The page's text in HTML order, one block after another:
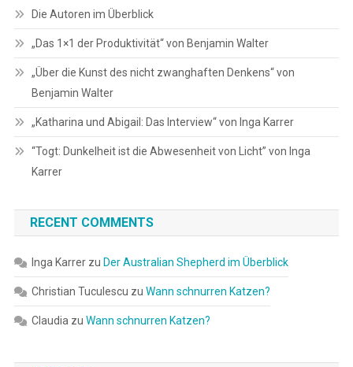
Die Autoren im Überblick
„Das 1×1 der Produktivität“ von Benjamin Walter
„Über die Kunst des nicht zwanghaften Denkens“ von
Benjamin Walter
„Katharina und Abigail: Das Interview“ von Inga Karrer
“Togt: Dunkelheit ist die Abwesenheit von Licht” von Inga
Karrer
RECENT COMMENTS
Inga Karrerzu Der Australian Shepherd im Überblick
Christian Tuculescu zu Wann schnurren Katzen?
Claudiazu Wann schnurren Katzen?